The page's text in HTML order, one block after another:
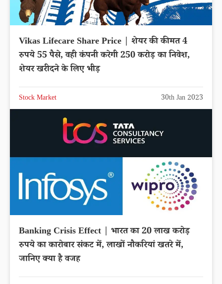
Vikas Lifecare Share Price | शेयर की कीमत 4
रुपये 55 पैसे, वही कंपनी करेगी 250 करोड़ का निवेश,
शेयर खरीदने के लिए भीड़
Stock Market 30th Jan 2023
Banking Crisis Effect | भारत का 20 लाख करोड़
रुपये का कारोबार संकट में, लाखों नौकरियां खतरे में,
जानिए क्या है वजह